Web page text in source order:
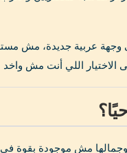
وجهة عربية جديدة، مش
الاختيار اللي أنت مش واخد
وجمالها مش موجودة بقوة في